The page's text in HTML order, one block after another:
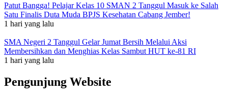
Patut Bangga! Pelajar Kelas 10 SMAN 2 Tanggul Masuk ke Salah
Satu Finalis Duta Muda BPJS Kesehatan Cabang Jember!
1 hari yang lalu
SMA Negeri 2 Tanggul Gelar Jumat Bersih Melalui Aksi
Membersihkan dan Menghias Kelas Sambut HUT ke-81 RI
1 hari yang lalu
Pengunjung Website